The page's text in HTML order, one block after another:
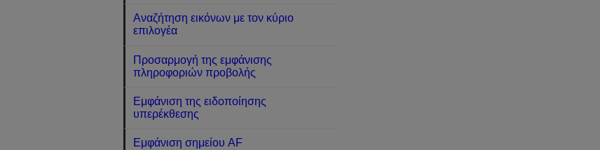
Αναζήτηση εικόνων με τον κύριο
επιλογέα
Προσαρμογή της εμφάνισης
πληροφοριών προβολής
Εμφάνιση της ειδοποίησης
υπερέκθεσης
Εμφάνιση σημείου AF